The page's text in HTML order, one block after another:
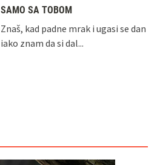
SAMO SA TOBOM
Znaš, kad padne mrak i ugasi se dan
iako znam da si dal...